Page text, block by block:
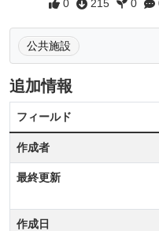
0 215 0
公共施設
追加情報
フィールド
作成者
最終更新
作成日